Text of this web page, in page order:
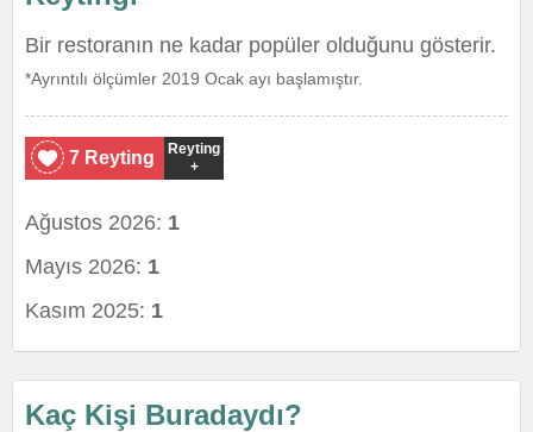
Bir restoranın ne kadar popüler olduğunu gösterir.
*Ayrıntılı ölçümler 2019 Ocak ayı başlamıştır.
7 Reyting
Reyting
+
Ağustos 2026: 1
Mayıs 2026: 1
Kasım 2025: 1
Kaç Kişi Buradaydı?